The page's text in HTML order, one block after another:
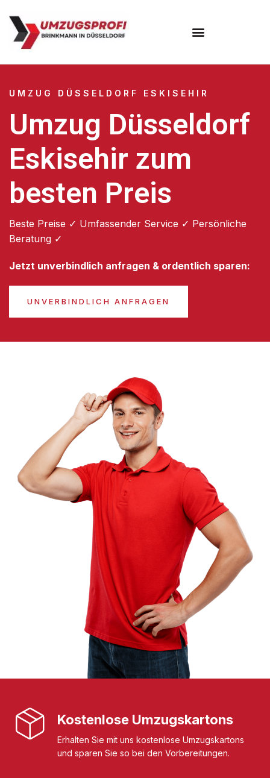
UMZUG DÜSSELDORF ESKISEHIR
Umzug Düsseldorf
Eskisehir zum
besten Preis
Beste Preise ✓ Umfassender Service ✓ Persönliche
Beratung ✓
Jetzt unverbindlich anfragen & ordentlich sparen:
UNVERBINDLICH ANFRAGEN
Kostenlose Umzugskartons
Erhalten Sie mit uns kostenlose Umzugskartons
und sparen Sie so bei den Vorbereitungen.